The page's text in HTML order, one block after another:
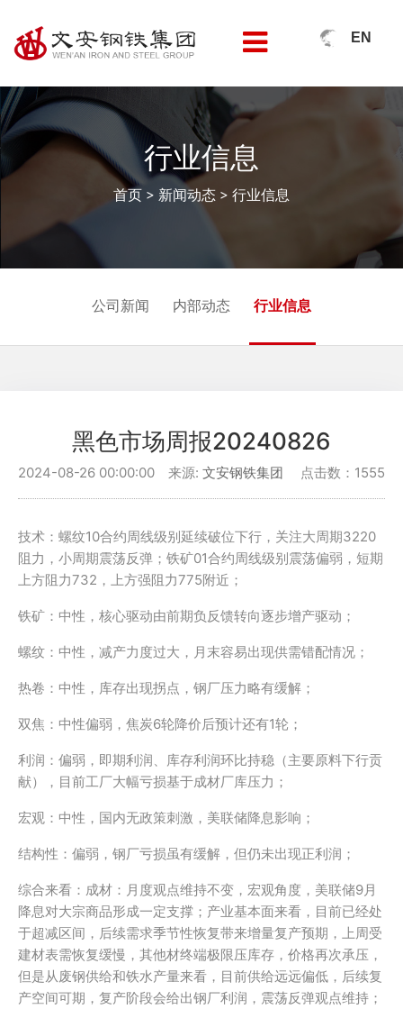
EN
行业信息
首页 > 新闻动态 > 行业信息
公司新闻 内部动态 行业信息
黑色市场周报20240826
点击数：1555
2024-08-26 00:00:00 来源: 文安钢铁集团
技术：螺纹10合约周线级别延续破位下行，关注大周期3220
阻力，小周期震荡反弹；铁矿01合约周线级别震荡偏弱，短期
上方阻力732，上方强阻力775附近；
铁矿：中性，核心驱动由前期负反馈转向逐步增产驱动；
螺纹：中性，减产力度过大，月末容易出现供需错配情况；
热卷：中性，库存出现拐点，钢厂压力略有缓解；
双焦：中性偏弱，焦炭6轮降价后预计还有1轮；
利润：偏弱，即期利润、库存利润环比持稳（主要原料下行贡
献），目前工厂大幅亏损基于成材厂库压力；
宏观：中性，国内无政策刺激，美联储降息影响；
结构性：偏弱，钢厂亏损虽有缓解，但仍未出现正利润；
综合来看：成材：月度观点维持不变，宏观角度，美联储9月
降息对大宗商品形成一定支撑；产业基本面来看，目前已经处
于超减区间，后续需求季节性恢复带来增量复产预期，上周受
建材表需恢复缓慢，其他材终端极限压库存，价格再次承压，
但是从废钢供给和铁水产量来看，目前供给远远偏低，后续复
产空间可期，复产阶段会给出钢厂利润，震荡反弹观点维持；